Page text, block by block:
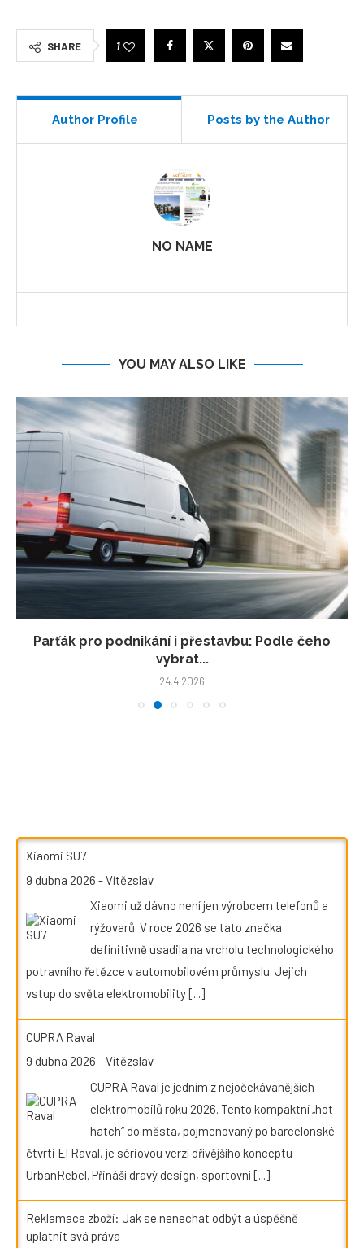
SHARE 1
Author Profile Posts by the Author
NO NAME
YOU MAY ALSO LIKE
Parťák pro podnikání i přestavbu: Podle čeho
vybrat...
24.4.2026
Xiaomi SU7
9 dubna 2026 -Vítězslav
Xiaomi už dávno není jen výrobcem telefonů a
rýžovarů. V roce 2026 se tato značka
definitivně usadila na vrcholu technologického
potravního řetězce v automobilovém průmyslu. Jejich
vstup do světa elektromobility [...]
CUPRA Raval
9 dubna 2026 -Vítězslav
CUPRA Raval je jedním z nejočekávanějších
elektromobilů roku 2026. Tento kompaktní „hot-
hatch“ do města, pojmenovaný po barcelonské
čtvrti El Raval, je sériovou verzí dřívějšího konceptu
UrbanRebel. Přináší dravý design, sportovní[...]
Reklamace zboží: Jak se nenechat odbýt a úspěšně
uplatnit svá práva